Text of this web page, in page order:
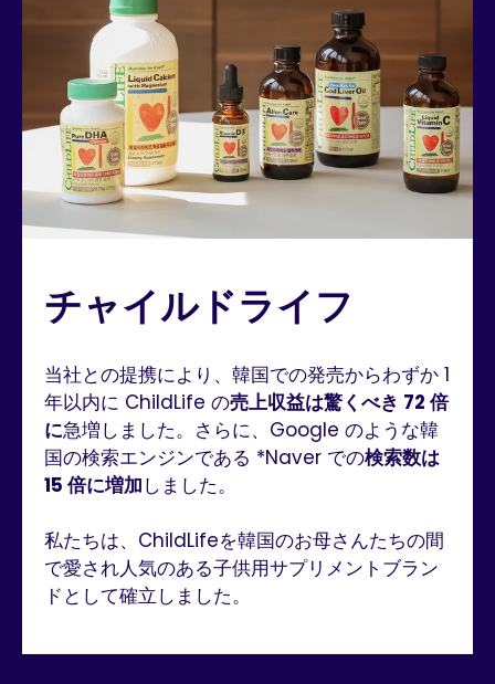
チャイルドライフ
当社との提携により、韓国での発売からわずか 1
年以内に ChildLife の売上収益は驚くべき 72 倍
に急増しました。さらに、Google のような韓
国の検索エンジンである *Naver での検索数は
15 倍に増加しました。
私たちは、ChildLifeを韓国のお母さんたちの間
で愛され人気のある子供用サプリメントブラン
ドとして確立しました。